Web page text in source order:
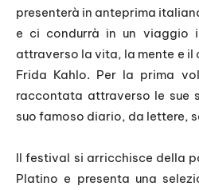
presenterà in anteprima
e ci condurrà in un viaggio
attraverso la vita, la mente e il
Frida Kahlo. Per la prima
raccontata attraverso le sue
suo famoso diario, da lettere,
Il festival si arricchisce della
Platino e presenta una